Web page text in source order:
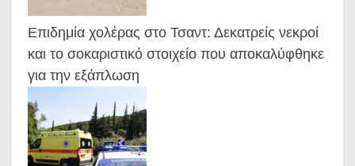
Επιδημία χολέρας στο Τσαντ: Δεκατρείς νεκροί
και το σοκαριστικό στοιχείο που αποκαλύφθηκε
για την εξάπλωση